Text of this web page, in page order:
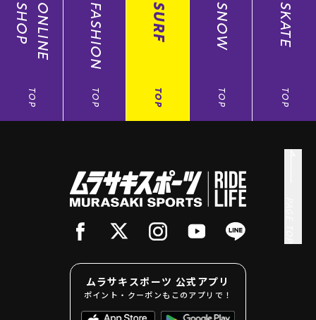
ONLINE
SHOP
TOP
FASHION
TOP
SURF
TOP
SNOW
TOP
SKATE
TOP
ムラサキスポーツ 公式アプリ
ポイント・クーポンもこのアプリで！